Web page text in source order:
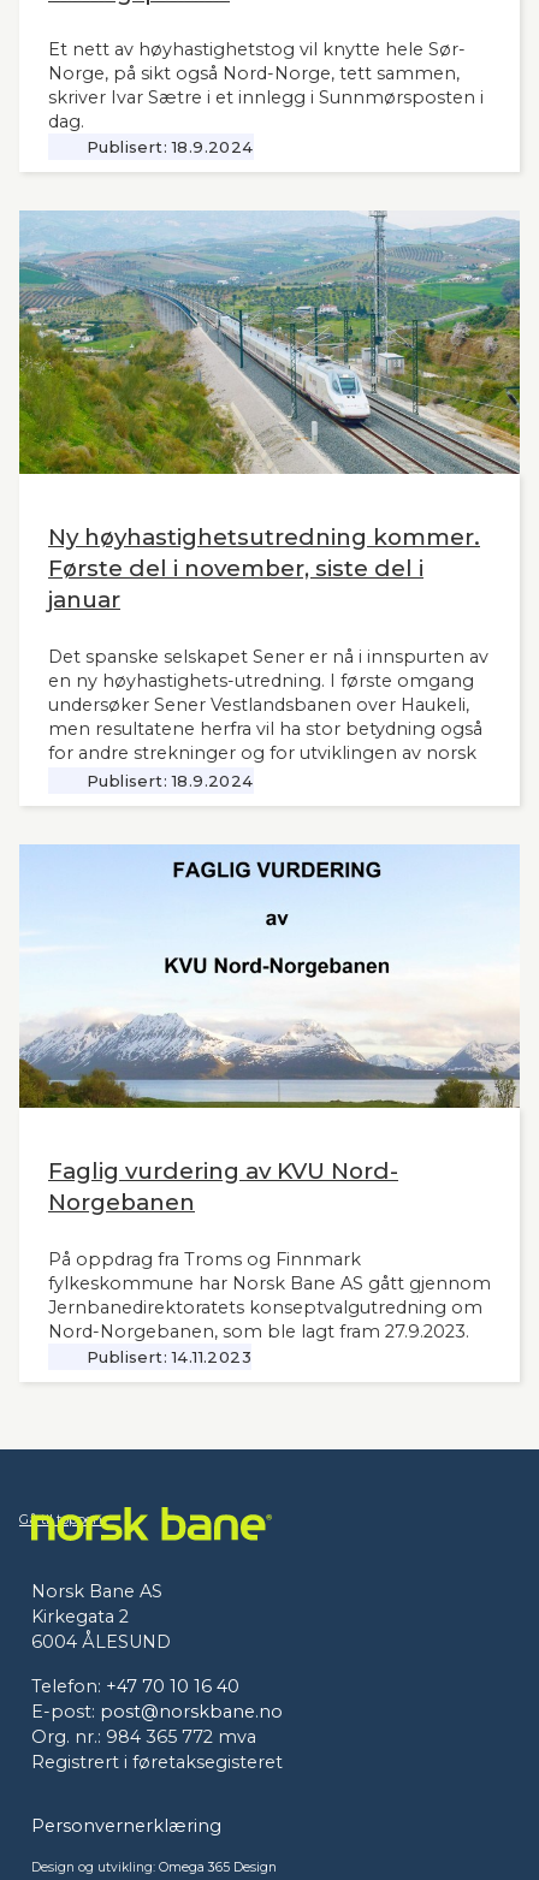
Et nett av høyhastighetstog vil knytte hele Sør-
Norge, på sikt også Nord-Norge, tett sammen,
skriver Ivar Sætre i et innlegg i Sunnmørsposten i
dag.
Publisert: 18.9.2024
Ny høyhastighetsutredning kommer.
Første del i november, siste del i
januar
Det spanske selskapet Sener er nå i innspurten av
en ny høyhastighets-utredning. I første omgang
undersøker Sener Vestlandsbanen over Haukeli,
men resultatene herfra vil ha stor betydning også
for andre strekninger og for utviklingen av norsk
jernbane generelt. Norsk Bane, er oppdragsgiver
for utredningen.
Publisert: 18.9.2024
Faglig vurdering av KVU Nord-
Norgebanen
På oppdrag fra Troms og Finnmark
fylkeskommune har Norsk Bane AS gått gjennom
Jernbanedirektoratets konseptvalgutredning om
Nord-Norgebanen, som ble lagt fram 27.9.2023.
Publisert: 14.11.2023
Gå til toppen
Norsk Bane AS
Kirkegata 2
6004 ÅLESUND
Telefon: +47 70 10 16 40
E-post: post@norskbane.no
Org. nr.: 984 365 772 mva
Registrert i føretaksegisteret
Personvernerklæring
Design og utvikling: Omega 365 Design